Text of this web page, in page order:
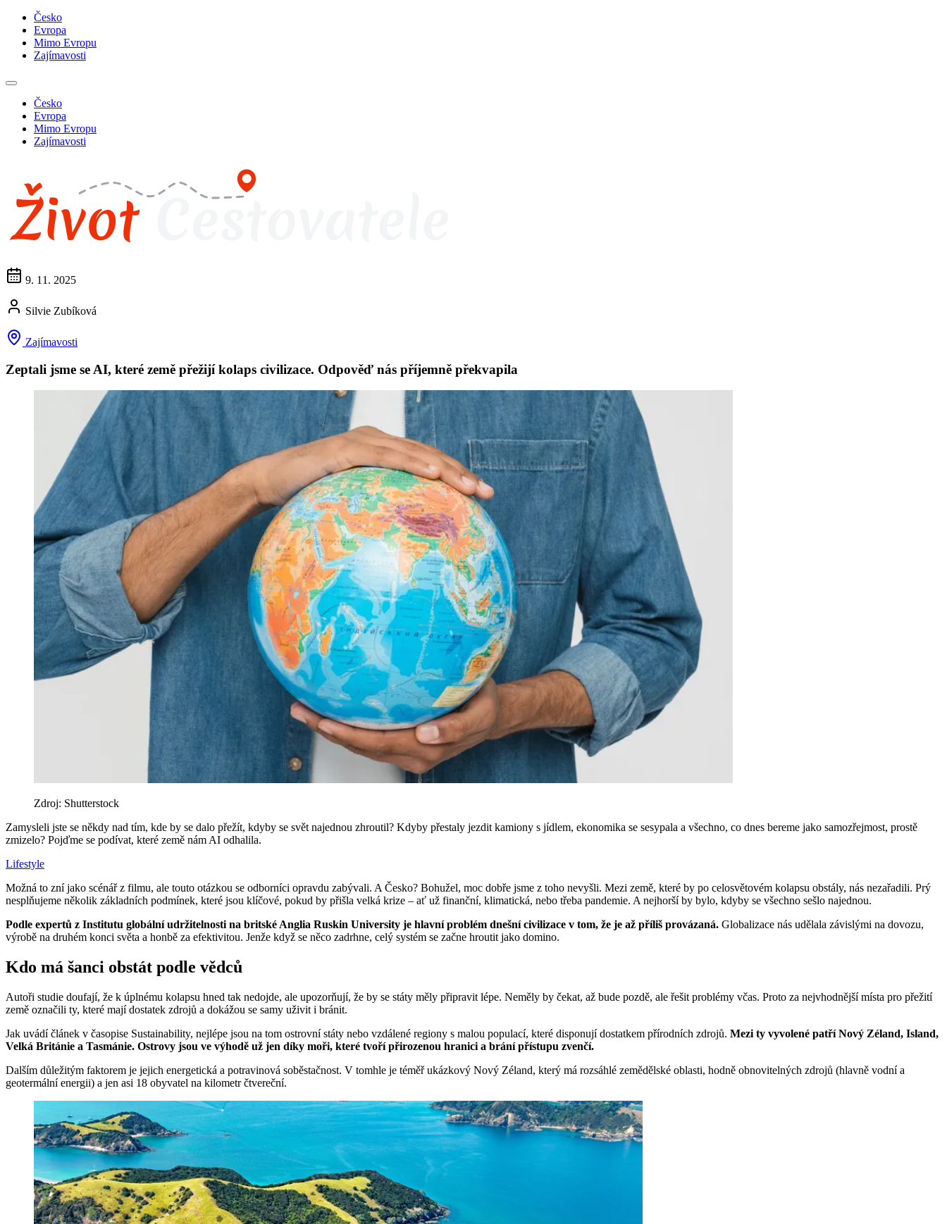
Česko
Evropa
Mimo Evropu
Zajímavosti
Česko
Evropa
Mimo Evropu
Zajímavosti
9. 11. 2025
Silvie Zubíková
Zajímavosti
Zeptali jsme se AI, které země přežijí kolaps civilizace. Odpověď nás příjemně překvapila
Zdroj: Shutterstock
Zamysleli jste se někdy nad tím, kde by se dalo přežít, kdyby se svět najednou zhroutil? Kdyby přestaly jezdit kamiony s jídlem, ekonomika se sesypala a všechno, co dnes bereme jako samozřejmost, prostě
zmizelo? Pojďme se podívat, které země nám AI odhalila.
Lifestyle
Možná to zní jako scénář z filmu, ale touto otázkou se odborníci opravdu zabývali. A Česko? Bohužel, moc dobře jsme z toho nevyšli. Mezi země, které by po celosvětovém kolapsu obstály, nás nezařadili. Prý
nesplňujeme několik základních podmínek, které jsou klíčové, pokud by přišla velká krize – ať už finanční, klimatická, nebo třeba pandemie. A nejhorší by bylo, kdyby se všechno sešlo najednou.
Podle expertů z Institutu globální udržitelnosti na britské Anglia Ruskin University je hlavní problém dnešní civilizace v tom, že je až příliš provázaná. Globalizace nás udělala závislými na dovozu,
výrobě na druhém konci světa a honbě za efektivitou. Jenže když se něco zadrhne, celý systém se začne hroutit jako domino.
Kdo má šanci obstát podle vědců
Autoři studie doufají, že k úplnému kolapsu hned tak nedojde, ale upozorňují, že by se státy měly připravit lépe. Neměly by čekat, až bude pozdě, ale řešit problémy včas. Proto za nejvhodnější místa pro přežití
země označili ty, které mají dostatek zdrojů a dokážou se samy uživit i bránit.
Jak uvádí článek v časopise Sustainability, nejlépe jsou na tom ostrovní státy nebo vzdálené regiony s malou populací, které disponují dostatkem přírodních zdrojů. Mezi ty vyvolené patří Nový Zéland, Island,
Velká Británie a Tasmánie. Ostrovy jsou ve výhodě už jen díky moři, které tvoří přirozenou hranici a brání přístupu zvenčí.
Dalším důležitým faktorem je jejich energetická a potravinová soběstačnost. V tomhle je téměř ukázkový Nový Zéland, který má rozsáhlé zemědělské oblasti, hodně obnovitelných zdrojů (hlavně vodní a
geotermální energii) a jen asi 18 obyvatel na kilometr čtvereční.